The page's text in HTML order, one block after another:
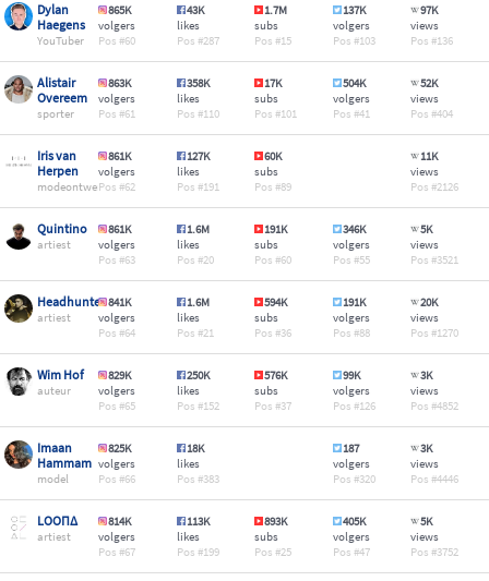
Dylan
Haegens
YouTuber
865K
volgers
60
43K
likes
287
1.7M
subs
15
137K
volgers
103
97K
views
136
Alistair
Overeem
sporter
863K
volgers
61
358K
likes
110
17K
subs
101
504K
volgers
41
52K
views
404
Iris van
Herpen
modeontwerper
861K
volgers
62
127K
likes
191
60K
subs
89
11K
views
2126
Quintino
artiest
861K
volgers
63
1.6M
likes
20
191K
subs
60
346K
volgers
55
5K
views
3521
Headhunterz
artiest
841K
volgers
64
1.6M
likes
21
594K
subs
36
191K
volgers
88
20K
views
1270
Wim Hof
auteur
829K
volgers
65
250K
likes
152
576K
subs
37
99K
volgers
126
3K
views
4852
Imaan
Hammam
model
825K
volgers
66
18K
likes
383
187
volgers
320
3K
views
4446
LOOΠΔ
artiest
814K
volgers
67
113K
likes
199
893K
subs
25
405K
volgers
47
5K
views
3752